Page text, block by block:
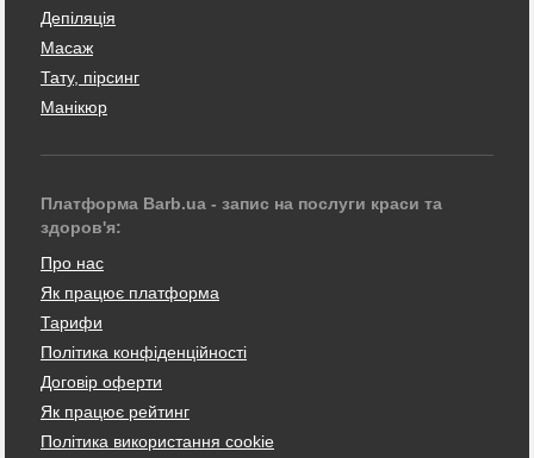
Депіляція
Масаж
Тату, пірсинг
Манікюр
Платформа Barb.ua - запис на послуги краси та
здоров'я:
Про нас
Як працює платформа
Тарифи
Політика конфіденційності
Договір оферти
Як працює рейтинг
Політика використання cookie